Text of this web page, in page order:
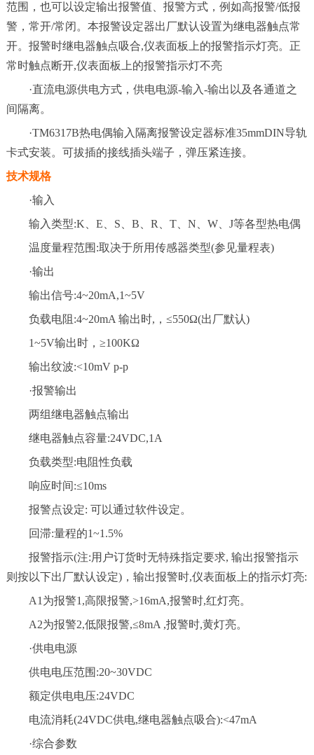
范围，也可以设定输出报警值、报警方式，例如高报警/低报
警，常开/常闭。本报警设定器出厂默认设置为继电器触点常
开。报警时继电器触点吸合,仪表面板上的报警指示灯亮。正
常时触点断开,仪表面板上的报警指示灯不亮
·直流电源供电方式，供电电源-输入-输出以及各通道之
间隔离。
·TM6317B热电偶输入隔离报警设定器标准35mmDIN导轨
卡式安装。可拔插的接线插头端子，弹压紧连接。
技术规格
·输入
输入类型:K、E、S、B、R、T、N、W、J等各型热电偶
温度量程范围:取决于所用传感器类型(参见量程表)
·输出
输出信号:4~20mA,1~5V
负载电阻:4~20mA 输出时,，≤550Ω(出厂默认)
1~5V输出时，≥100KΩ
输出纹波:<10mV p-p
·报警输出
两组继电器触点输出
继电器触点容量:24VDC,1A
负载类型:电阻性负载
响应时间:≤10ms
报警点设定: 可以通过软件设定。
回滞:量程的1~1.5%
报警指示(注:用户订货时无特殊指定要求, 输出报警指示
则按以下出厂默认设定)，输出报警时,仪表面板上的指示灯亮:
A1为报警1,高限报警,>16mA,报警时,红灯亮。
A2为报警2,低限报警,≤8mA ,报警时,黄灯亮。
·供电电源
供电电压范围:20~30VDC
额定供电电压:24VDC
电流消耗(24VDC供电,继电器触点吸合):<47mA
·综合参数